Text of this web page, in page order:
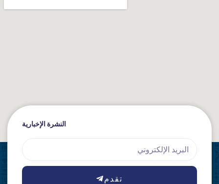
النشرة الإخبارية
تقدم